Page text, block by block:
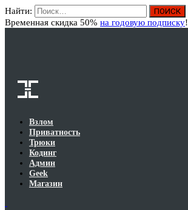
Найти:
Временная скидка 50% на годовую подписку!
Взлом
Приватность
Трюки
Кодинг
Админ
Geek
Магазин